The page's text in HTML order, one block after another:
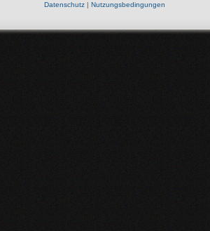
Datenschutz| Nutzungsbedingungen